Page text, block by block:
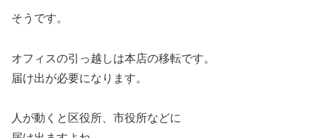
そうです。
オフィスの引っ越しは本店の移転です。
届け出が必要になります。
人が動くと区役所、市役所などに